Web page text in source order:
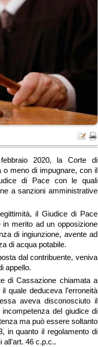
2020, la Corte di
o meno di impugnare, con il
di Pace con le quali
a sanzioni amministrative
il Giudice di Pace
merito ad un opposizione
di ingiunzione, avente ad
di acqua potabile.
dal contribuente, veniva
appello.
di Cassazione chiamata a
quale deduceva l’erroneità
aveva disconosciuto il
del giudice di
ma può essere soltanto
in quanto il regolamento di
all'art. 46 c.p.c..